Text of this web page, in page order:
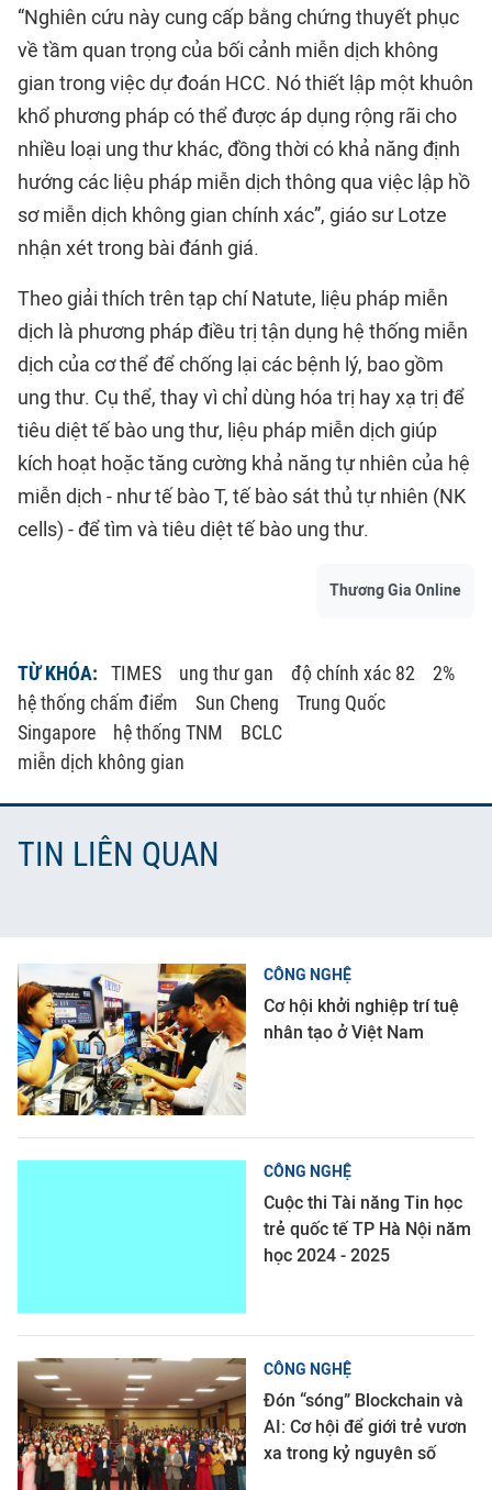
“Nghiên cứu này cung cấp bằng chứng thuyết phục
về tầm quan trọng của bối cảnh miễn dịch không
gian trong việc dự đoán HCC. Nó thiết lập một khuôn
khổ phương pháp có thể được áp dụng rộng rãi cho
nhiều loại ung thư khác, đồng thời có khả năng định
hướng các liệu pháp miễn dịch thông qua việc lập hồ
sơ miễn dịch không gian chính xác”, giáo sư Lotze
nhận xét trong bài đánh giá.
Theo giải thích trên tạp chí Natute, liệu pháp miễn
dịch là phương pháp điều trị tận dụng hệ thống miễn
dịch của cơ thể để chống lại các bệnh lý, bao gồm
ung thư. Cụ thể, thay vì chỉ dùng hóa trị hay xạ trị để
tiêu diệt tế bào ung thư, liệu pháp miễn dịch giúp
kích hoạt hoặc tăng cường khả năng tự nhiên của hệ
miễn dịch - như tế bào T, tế bào sát thủ tự nhiên (NK
cells) - để tìm và tiêu diệt tế bào ung thư.
Thương Gia Online
TỪ KHÓA: TIMES ung thư gan độ chính xác 82
2%
hệ thống chấm điểm
Sun Cheng
Trung Quốc
Singapore
hệ thống TNM
BCLC
miễn dịch không gian
TIN LIÊN QUAN
CÔNG NGHỆ
Cơ hội khởi nghiệp trí tuệ
nhân tạo ở Việt Nam
CÔNG NGHỆ
Cuộc thi Tài năng Tin học
trẻ quốc tế TP Hà Nội năm
học 2024 - 2025
CÔNG NGHỆ
Đón “sóng” Blockchain và
AI: Cơ hội để giới trẻ vươn
xa trong kỷ nguyên số